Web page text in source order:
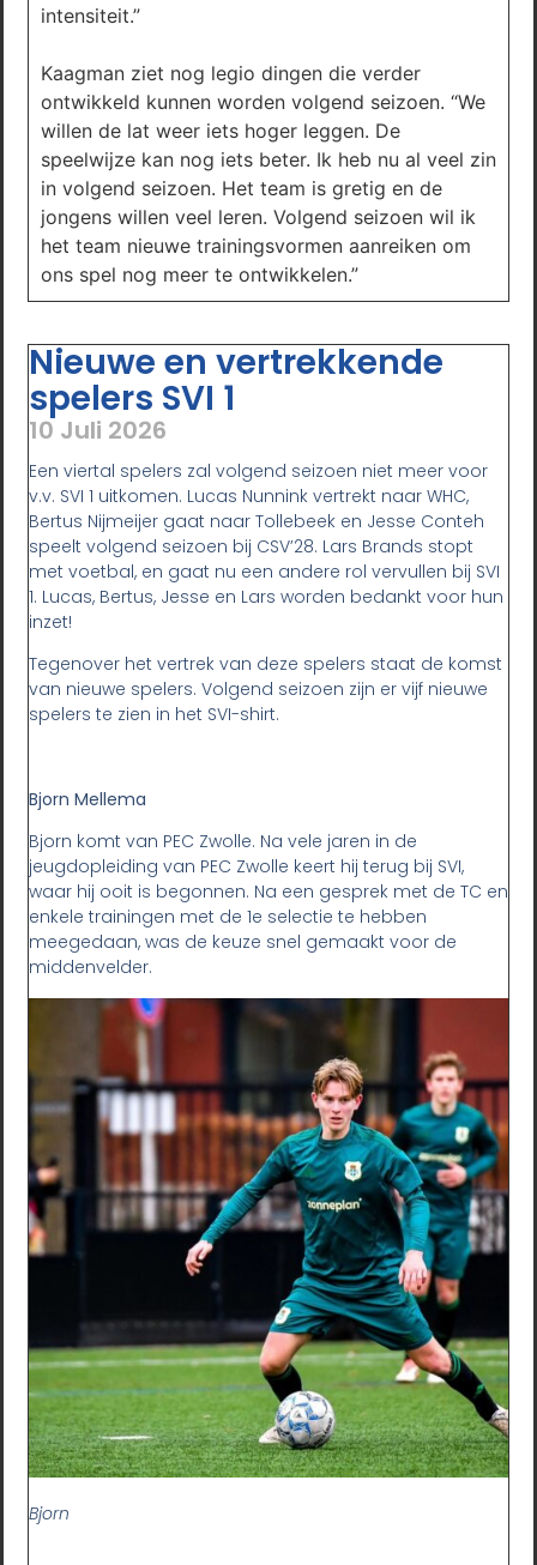
intensiteit.”
Kaagman ziet nog legio dingen die verder
ontwikkeld kunnen worden volgend seizoen. “We
willen de lat weer iets hoger leggen. De
speelwijze kan nog iets beter. Ik heb nu al veel zin
in volgend seizoen. Het team is gretig en de
jongens willen veel leren. Volgend seizoen wil ik
het team nieuwe trainingsvormen aanreiken om
ons spel nog meer te ontwikkelen.”
Nieuwe en vertrekkende
spelers SVI 1
10 Juli 2026
Een viertal spelers zal volgend seizoen niet meer voor
v.v. SVI 1 uitkomen. Lucas Nunnink vertrekt naar WHC,
Bertus Nijmeijer gaat naar Tollebeek en Jesse Conteh
speelt volgend seizoen bij CSV’28. Lars Brands stopt
met voetbal, en gaat nu een andere rol vervullen bij SVI
1. Lucas, Bertus, Jesse en Lars worden bedankt voor hun
inzet!
Tegenover het vertrek van deze spelers staat de komst
van nieuwe spelers. Volgend seizoen zijn er vijf nieuwe
spelers te zien in het SVI-shirt.
Bjorn Mellema
Bjorn komt van PEC Zwolle. Na vele jaren in de
jeugdopleiding van PEC Zwolle keert hij terug bij SVI,
waar hij ooit is begonnen. Na een gesprek met de TC en
enkele trainingen met de 1e selectie te hebben
meegedaan, was de keuze snel gemaakt voor de
middenvelder.
Bjorn